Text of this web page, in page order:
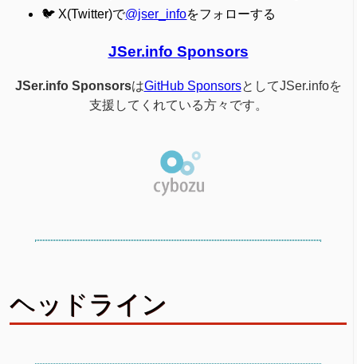
🐦 X(Twitter)で@jser_infoをフォローする
JSer.info Sponsors
JSer.info SponsorsはGitHub SponsorsとしてJSer.infoを
支援してくれている方々です。
ヘッドライン